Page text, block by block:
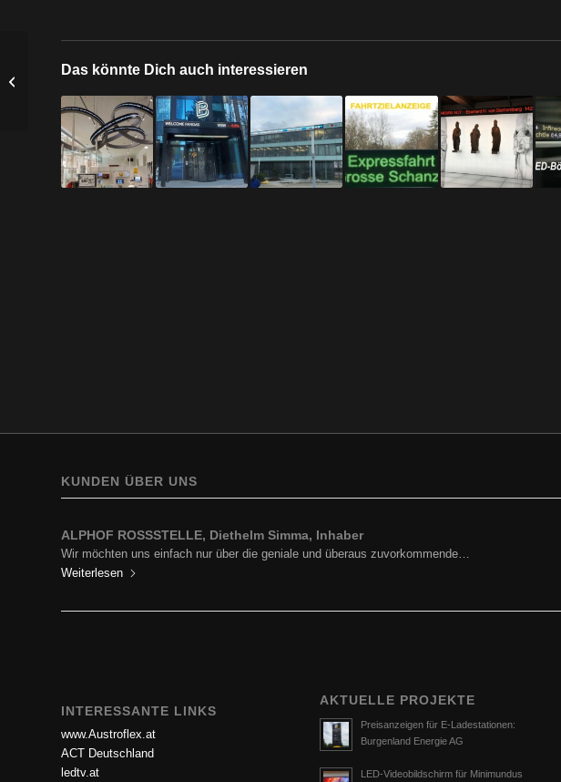
Das könnte Dich auch interessieren
KUNDEN ÜBER UNS
ALPHOF ROSSSTELLE, Diethelm Simma, Inhaber
Wir möchten uns einfach nur über die geniale und überaus zuvorkommende…
Weiterlesen
BP Europe SE, Zweigniederlassung BP Austria, Ing. Hartfried Cincera, GF,
Ich darf mich in Erinnerung rufen und zu aller erst für die…
Weiterlesen
INTERESSANTE LINKS
www.Austroflex.at
ACT Deutschland
ledtv.at
AKTUELLE PROJEKTE
Preisanzeigen für E-Ladestationen:
Burgenland Energie AG
LED-Videobildschirm für Minimundus